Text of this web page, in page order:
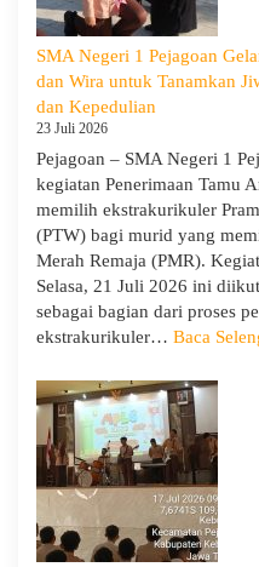
SMA Negeri 1 Pejagoan
dan Wira untuk Tanamkan
dan Kepedulian
23 Juli 2026
Pejagoan – SMA Negeri 1
kegiatan Penerimaan Tamu
memilih ekstrakurikuler
(PTW) bagi murid yang
Merah Remaja (PMR).
Selasa, 21 Juli 2026 ini
sebagai bagian dari proses
ekstrakurikuler… Baca